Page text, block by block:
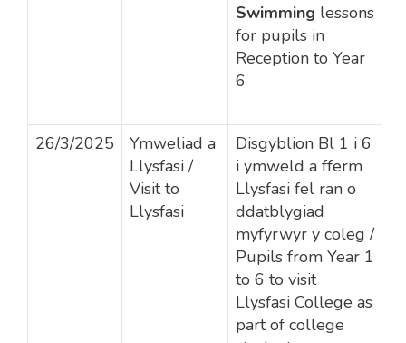
Swimming lessons
for pupils in
Reception to Year
6
26/3/2025
Ymweliad a
Llysfasi /
Visit to
Llysfasi
Disgyblion Bl 1 i 6
i ymweld a fferm
Llysfasi fel ran o
ddatblygiad
myfyrwyr y coleg /
Pupils from Year 1
to 6 to visit
Llysfasi College as
part of college